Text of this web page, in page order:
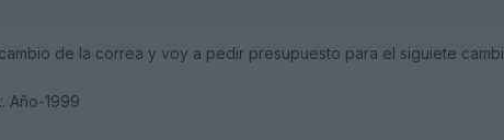
de la correa y voy a pedir presupuesto para el siguiete
Año-1999